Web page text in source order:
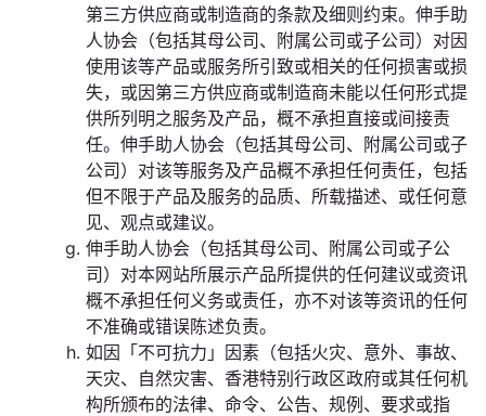
第三方供应商或制造商的条款及细则约束。伸手助
人协会（包括其母公司、附属公司或子公司）对因
使用该等产品或服务所引致或相关的任何损害或损
失，或因第三方供应商或制造商未能以任何形式提
供所列明之服务及产品，概不承担直接或间接责
任。伸手助人协会（包括其母公司、附属公司或子
公司）对该等服务及产品概不承担任何责任，包括
但不限于产品及服务的品质、所载描述、或任何意
见、观点或建议。
伸手助人协会（包括其母公司、附属公司或子公
司）对本网站所展示产品所提供的任何建议或资讯
概不承担任何义务或责任，亦不对该等资讯的任何
不准确或错误陈述负责。
如因「不可抗力」因素（包括火灾、意外、事故、
天灾、自然灾害、香港特别行政区政府或其任何机
构所颁布的法律、命令、公告、规例、要求或指